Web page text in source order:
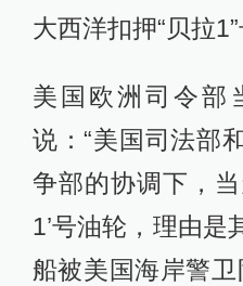
大西洋扣押“贝拉1”
美国欧洲司令部
说：“美国司法部
争部的协调下，
1’号油轮，理由是
船被美国海岸警卫